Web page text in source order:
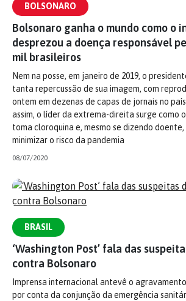
BOLSONARO
Bolsonaro ganha o mundo como o
desprezou a doença responsável
mil brasileiros
Nem na posse, em janeiro de 2019, o
tanta repercussão de sua imagem, com
ontem em dezenas de capas de jornais no
assim, o líder da extrema-direita surge como
toma cloroquina e, mesmo se dizendo
minimizar o risco da pandemia
08/07/2020
BRASIL
‘Washington Post’ fala das
contra Bolsonaro
Imprensa internacional antevê o
por conta da conjunção da emergência